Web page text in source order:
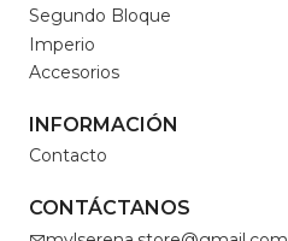
Segundo Bloque
Imperio
Accesorios
INFORMACIÓN
Contacto
CONTÁCTANOS